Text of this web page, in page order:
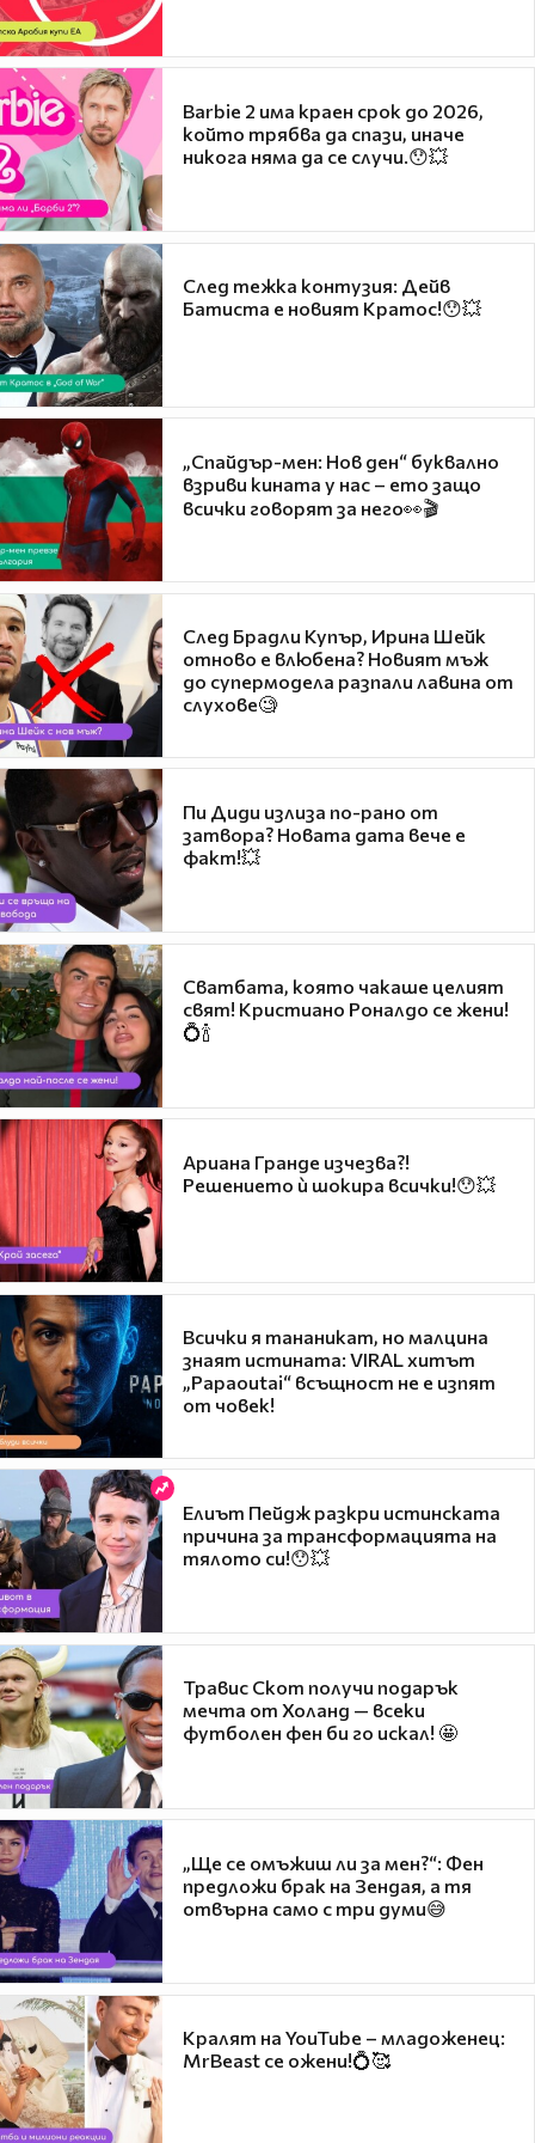
Barbie 2 има краен срок до 2026,
който трябва да спази, иначе
никога няма да се случи.😯💥
След тежка контузия: Дейв
Батиста е новият Кратос!😯💥
„Спайдър-мен: Нов ден“ буквално
взриви кината у нас – ето защо
всички говорят за него👀🎬
След Брадли Купър, Ирина Шейк
отново е влюбена? Новият мъж
до супермодела разпали лавина от
слухове🧐
Пи Диди излиза по-рано от
затвора? Новата дата вече е
факт!💥
Сватбата, която чакаше целият
свят! Кристиано Роналдо се жени!
💍🍾
Ариана Гранде изчезва?!
Решението ѝ шокира всички!😯💥
Всички я тананикат, но малцина
знаят истината: VIRAL хитът
„Papaoutai“ всъщност не е изпят
от човек!
Елиът Пейдж разкри истинската
причина за трансформацията на
тялото си!😯💥
Травис Скот получи подарък
мечта от Холанд — всеки
футболен фен би го искал! 🤩
„Ще се омъжиш ли за мен?“: Фен
предложи брак на Зендая, а тя
отвърна само с три думи😅
Кралят на YouTube – младоженец:
MrBeast се ожени!💍🥰